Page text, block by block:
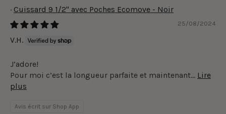
Cuissard 9 1/2" avec Poches Ecomove - Noir
25/08/2024
V.H.
J’adore!
Pour moi c’est la longueur parfaite et maintenant... Lire
plus
Avis écrit sur Shop App